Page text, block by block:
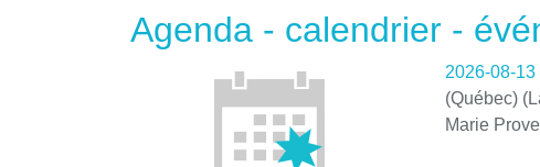
Agenda - calendrier -
2026-08-13
(Québec)
Marie